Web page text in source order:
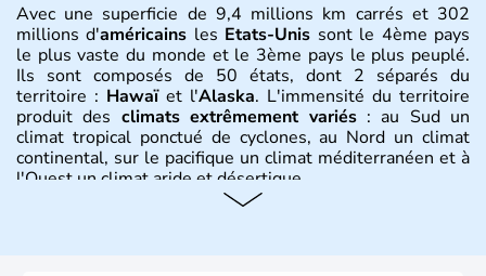
Avec une superficie de 9,4 millions km carrés et 302
millions d'américains les Etats-Unis sont le 4ème pays
le plus vaste du monde et le 3ème pays le plus peuplé.
Ils sont composés de 50 états, dont 2 séparés du
territoire : Hawaïet l'Alaska. L'immensité du territoire
produit des climats extrêmement variés: au Sud un
climat tropical ponctué de cyclones, au Nord un climat
continental, sur le pacifique un climat méditerranéen et à
l'Ouest un climat aride et désertique.